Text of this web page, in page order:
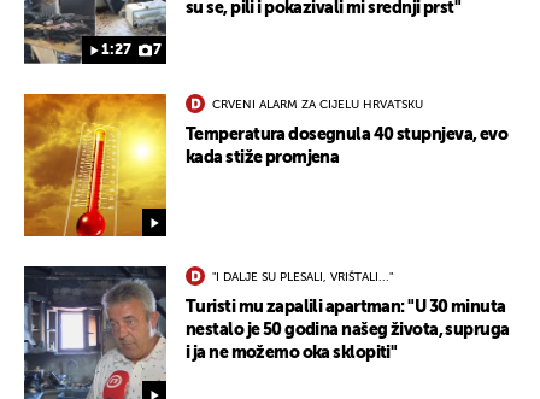
1:27 7
su se, pili i pokazivali mi srednji prst"
CRVENI ALARM ZA CIJELU HRVATSKU
Temperatura dosegnula 40 stupnjeva, evo
kada stiže promjena
"I DALJE SU PLESALI, VRIŠTALI..."
Turisti mu zapalili apartman: "U 30 minuta
nestalo je 50 godina našeg života, supruga
i ja ne možemo oka sklopiti"
UKLJUČITE NOTIFIKACIJE